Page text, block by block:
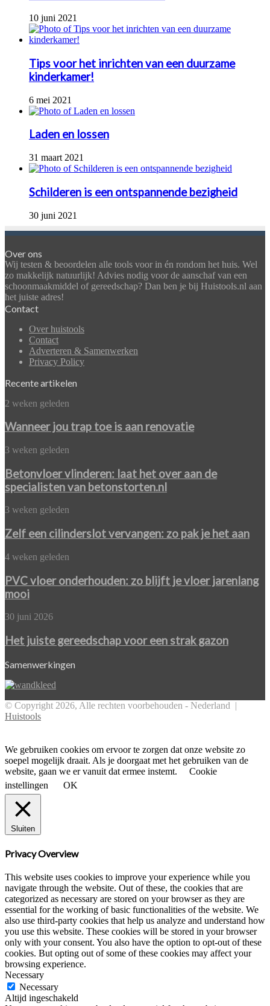
10 juni 2021
Tips voor het inrichten van een duurzame
kinderkamer!
6 mei 2021
Laden en lossen
31 maart 2021
Schilderen is een ontspannende bezigheid
30 juni 2021
Over ons
Wij testen & beoordelen alle tools voor in én rondom het huis. Wel
zo makkelijk natuurlijk! Advies nodig voor de aanschaf van een
schoonmaakmiddel of gereedschap? Dan ben je bij Huistools.nl aan
het juiste adres!
Contact
Over huistools
Contact
Adverteren & Samenwerken
Privacy Policy
Recente artikelen
Wanneer
trap
toe
is
renovatie
2 weken geleden
Wanneer jou trap toe is aan renovatie
Betonvloer
laat
het
over
de
van
3 weken geleden
Betonvloer vlinderen: laat het over aan de
specialisten van betonstorten.nl
Zelf
cilinderslot
vervangen:
zo
pak
je
het
aan
3 weken geleden
Zelf een cilinderslot vervangen: zo pak je het aan
PVC
onderhouden:
zo
blijft
vloer
mooi
4 weken geleden
PVC vloer onderhouden: zo blijft je vloer jarenlang
mooi
Het
gereedschap
voor
een
strak
gazon
30 juni 2026
Het juiste gereedschap voor een strak gazon
Samenwerkingen
© Copyright 2026, Alle rechten voorbehouden - Nederland |
Huistools
top
button
We gebruiken cookies om ervoor te zorgen dat onze website zo
soepel mogelijk draait. Als je doorgaat met het gebruiken van de
website, gaan we er vanuit dat ermee instemt.
Cookie
instellingen
OK
Sluiten
Privacy Overview
This website uses cookies to improve your experience while you
navigate through the website. Out of these, the cookies that are
categorized as necessary are stored on your browser as they are
essential for the working of basic functionalities of the website. We
also use third-party cookies that help us analyze and understand how
you use this website. These cookies will be stored in your browser
only with your consent. You also have the option to opt-out of these
cookies. But opting out of some of these cookies may affect your
browsing experience.
Necessary
Necessary
Altijd ingeschakeld